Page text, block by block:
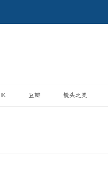
豆瓣 镜头之美